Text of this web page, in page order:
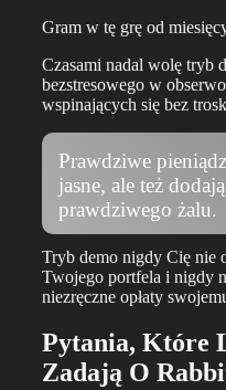
Gram w tę grę od
Czasami nadal wolę tryb
bezstresowego w
wspinających się bez
Prawdziwe
jasne, ale też
prawdziwego żalu.
Tryb demo nigdy Cię nie
Twojego portfela i nigdy
niezręczne opłaty
Pytania, Które
Zadają O